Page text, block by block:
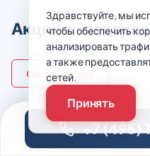
Акции и
Смотреть все
+7 (495)
Здравствуйте, мы
чтобы обеспечить
анализировать
а также
сетей.
Принять